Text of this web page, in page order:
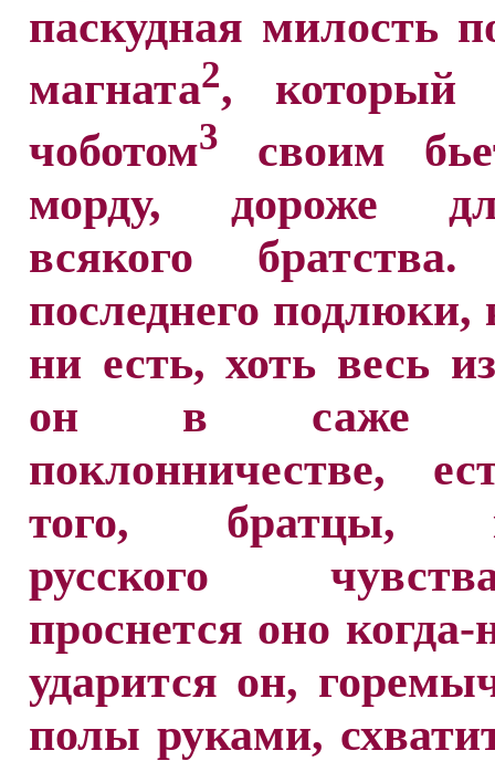
паскудная милость
магната2, который
чоботом3
своим
морду, дороже
всякого
последнего подлюки,
ни есть, хоть весь
он в
поклонничестве,
того, братцы,
русского
проснется оно когда-
ударится он,
полы руками,